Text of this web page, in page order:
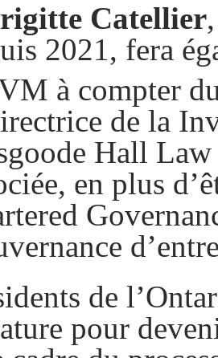
Catellier
2021, fera
à compter
de la
Hall
en plus
de
pour